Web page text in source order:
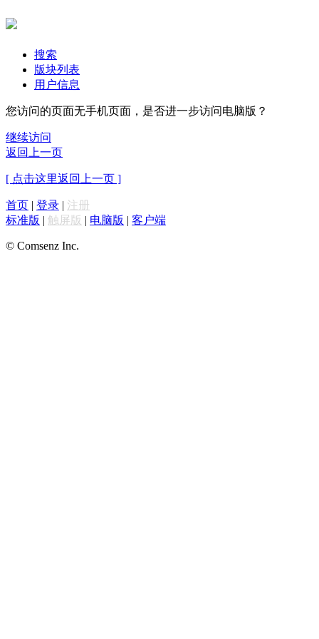
搜索
版块列表
用户信息
您访问的页面无手机页面，是否进一步访问电脑版？
继续访问
返回上一页
[ 点击这里返回上一页 ]
首页 | 登录 | 注册
标准版 | 触屏版 | 电脑版 | 客户端
© Comsenz Inc.